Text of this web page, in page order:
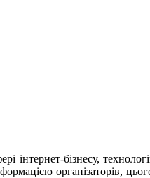
інтернет-бізнесу,
організаторів,